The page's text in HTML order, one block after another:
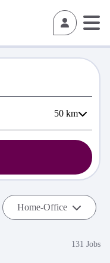
50 km
Home-Office
131 Jobs